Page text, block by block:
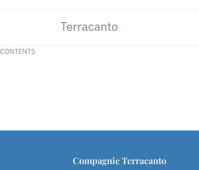
Terracanto
CONTENTS
Compagnie Terracanto